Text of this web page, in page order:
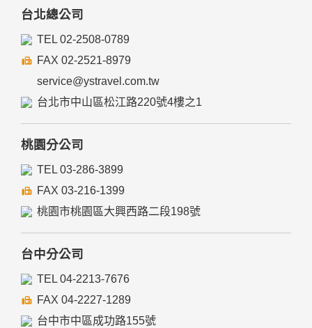
台北總公司
TEL 02-2508-0789
FAX 02-2521-8979
service@ystravel.com.tw
台北市中山區松江路220號4樓之1
桃園分公司
TEL 03-286-3899
FAX 03-216-1399
桃園市桃園區大興西路二段198號
台中分公司
TEL 04-2213-7676
FAX 04-2227-1289
台中市中區成功路155號